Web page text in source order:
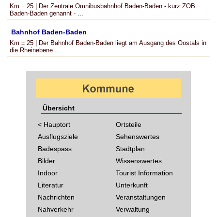
Km ± 25 | Der Zentrale Omnibusbahnhof Baden-Baden - kurz ZOB
Baden-Baden genannt - ...
Bahnhof Baden-Baden
Km ± 25 | Der Bahnhof Baden-Baden liegt am Ausgang des Oostals in
die Rheinebene ...
Übersicht
< Hauptort
Ausflugsziele
Badespass
Bilder
Indoor
Literatur
Nachrichten
Nahverkehr
Ortsteile
Sehenswertes
Stadtplan
Wissenswertes
Tourist Information
Unterkunft
Veranstaltungen
Verwaltung